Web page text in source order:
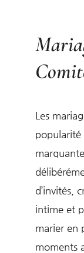
Les
popularité
d’invités,
intime et
marier en
moments